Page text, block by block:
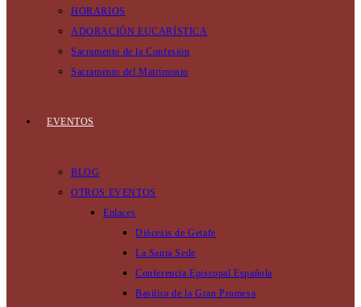
HORARIOS
ADORACIÓN EUCARÍSTICA
Sacramento de la Confesión
Sacramento del Matrimonio
EVENTOS
BLOG
OTROS EVENTOS
Enlaces
Diócesis de Getafe
La Santa Sede
Conferencia Episcopal Española
Basilica de la Gran Promesa